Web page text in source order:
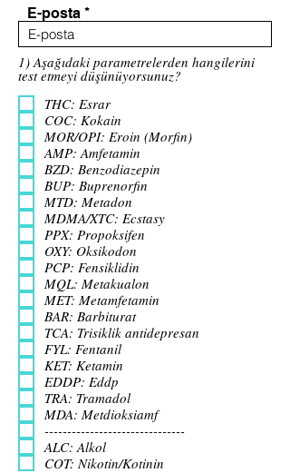
E-posta
1) Aşağıdaki parametrelerden hangilerini
test etmeyi düşünüyorsunuz?
THC: Esrar
COC: Kokain
MOR/OPI: Eroin (Morfin)
AMP: Amfetamin
BZD: Benzodiazepin
BUP: Buprenorfin
MTD: Metadon
MDMA/XTC: Ecstasy
PPX: Propoksifen
OXY: Oksikodon
PCP: Fensiklidin
MQL: Metakualon
MET: Metamfetamin
BAR: Barbiturat
TCA: Trisiklik antidepresan
FYL: Fentanil
KET: Ketamin
EDDP: Eddp
TRA: Tramadol
MDA: Metdioksiamf
-------------------------------
ALC: Alkol
COT: Nikotin/Kotinin